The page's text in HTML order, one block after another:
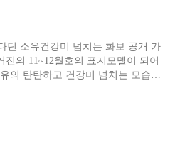
던 소유건강미 넘치는 화보 공개 가
의 11~12월호의 표지모델이 되어
의 탄탄하고 건강미 넘치는 모습이